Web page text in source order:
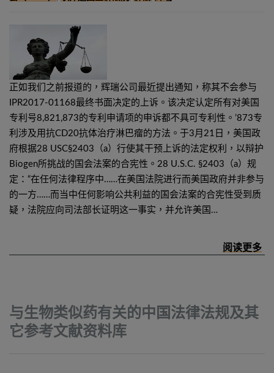
正如我们之前报道的，辉瑞公司最近提出通知，称其不会参与
IPR2017-01168最终书面决定的上诉。该决定认定所有对美国
专利号8,821,873的专利申请项的申诉都不具可专利性。’873专
利涉及用抗CD20抗体治疗淋巴瘤的方法。于3月21日，美国政
府根据28 USC§2403（a）行使其干预上诉的法定权利，以辩护
Biogen所挑战的国会法案的合宪性。28 U.S.C. §2403（a）规
定：“在任何法律程序中……在美国法院进行而美国政府并非参与
的一方……而当中任何影响公共利益的国会法案的合宪性受到质
疑，法院应向司法部长证明这一事实，并允许美国…
与生物类似药有关的中国法律法规及其
它参考文献资料库